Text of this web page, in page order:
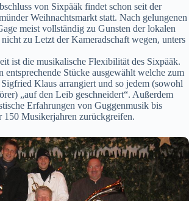
von Sixpääk findet schon seit der
Weihnachtsmarkt statt. Nach gelungenen
meist vollständig zu Gunsten der lokalen
zu Letzt der Kameradschaft wegen, unters
ist die musikalische Flexibilität des Sixpääk.
entsprechende Stücke ausgewählt welche zum
Klaus arrangiert und so jedem (sowohl
„auf den Leib geschneidert“. Außerdem
Erfahrungen von Guggenmusik bis
150 Musikerjahren zurückgreifen.